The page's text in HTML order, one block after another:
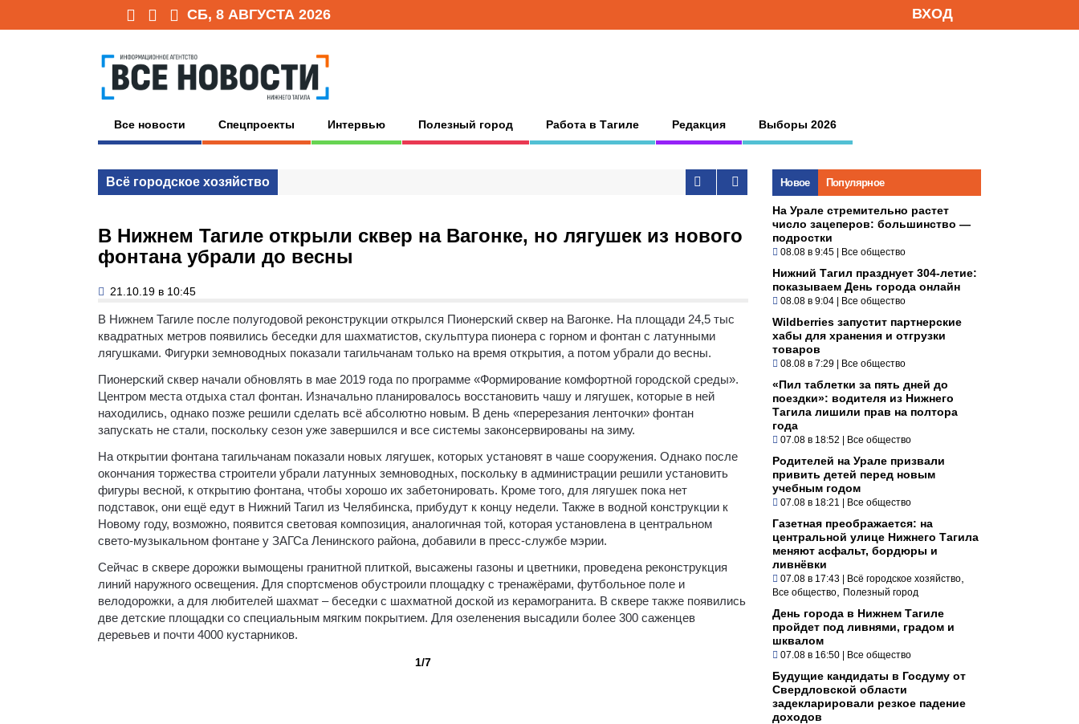
СБ, 8 АВГУСТА 2026 ВХОД
Все новости Спецпроекты Интервью Полезный город Работа в Тагиле Редакция Выборы 2026
Всё городское хозяйство
В Нижнем Тагиле открыли сквер на Вагонке, но лягушек из нового
фонтана убрали до весны
21.10.19 в 10:45
В Нижнем Тагиле после полугодовой реконструкции открылся Пионерский сквер на Вагонке. На площади 24,5 тыс
квадратных метров появились беседки для шахматистов, скульптура пионера с горном и фонтан с латунными
лягушками. Фигурки земноводных показали тагильчанам только на время открытия, а потом убрали до весны.
Пионерский сквер начали обновлять в мае 2019 года по программе «Формирование комфортной городской среды».
Центром места отдыха стал фонтан. Изначально планировалось восстановить чашу и лягушек, которые в ней
находились, однако позже решили сделать всё абсолютно новым. В день «перерезания ленточки» фонтан
запускать не стали, поскольку сезон уже завершился и все системы законсервированы на зиму.
На открытии фонтана тагильчанам показали новых лягушек, которых установят в чаше сооружения. Однако после
окончания торжества строители убрали латунных земноводных, поскольку в администрации решили установить
фигуры весной, к открытию фонтана, чтобы хорошо их забетонировать. Кроме того, для лягушек пока нет
подставок, они ещё едут в Нижний Тагил из Челябинска, прибудут к концу недели. Также в водной конструкции к
Новому году, возможно, появится световая композиция, аналогичная той, которая установлена в центральном
свето-музыкальном фонтане у ЗАГСа Ленинского района, добавили в пресс-службе мэрии.
Сейчас в сквере дорожки вымощены гранитной плиткой, высажены газоны и цветники, проведена реконструкция
линий наружного освещения. Для спортсменов обустроили площадку с тренажёрами, футбольное поле и
велодорожки, а для любителей шахмат – беседки с шахматной доской из керамогранита. В сквере также появились
две детские площадки со специальным мягким покрытием. Для озеленения высадили более 300 саженцев
деревьев и почти 4000 кустарников.
1/7
Новое Популярное
На Урале стремительно растет
число зацеперов: большинство —
подростки
08.08 в 9:45 | Все общество
Нижний Тагил празднует 304-летие:
показываем День города онлайн
08.08 в 9:04 | Все общество
Wildberries запустит партнерские
хабы для хранения и отгрузки
товаров
08.08 в 7:29 | Все общество
«Пил таблетки за пять дней до
поездки»: водителя из Нижнего
Тагила лишили прав на полтора
года
07.08 в 18:52 | Все общество
Родителей на Урале призвали
привить детей перед новым
учебным годом
07.08 в 18:21 | Все общество
Газетная преображается: на
центральной улице Нижнего Тагила
меняют асфальт, бордюры и
ливнёвки
07.08 в 17:43 | Всё городское хозяйство
Все общество Полезный город
День города в Нижнем Тагиле
пройдет под ливнями, градом и
шквалом
07.08 в 16:50 | Все общество
Будущие кандидаты в Госдуму от
Свердловской области
задекларировали резкое падение
доходов